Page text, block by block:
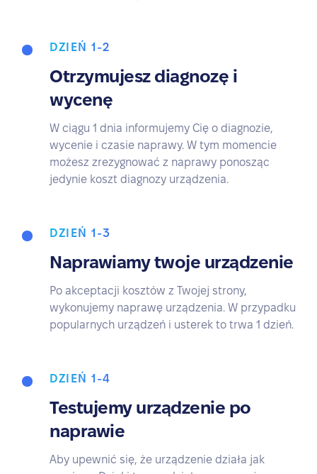
DZIEŃ 1-2
Otrzymujesz diagnozę i
wycenę
W ciągu 1 dnia informujemy Cię o diagnozie,
wycenie i czasie naprawy. W tym momencie
możesz zrezygnować z naprawy ponosząc
jedynie koszt diagnozy urządzenia.
DZIEŃ 1-3
Naprawiamy twoje urządzenie
Po akceptacji kosztów z Twojej strony,
wykonujemy naprawę urządzenia. W przypadku
popularnych urządzeń i usterek to trwa 1 dzień.
DZIEŃ 1-4
Testujemy urządzenie po
naprawie
Aby upewnić się, że urządzenie działa jak